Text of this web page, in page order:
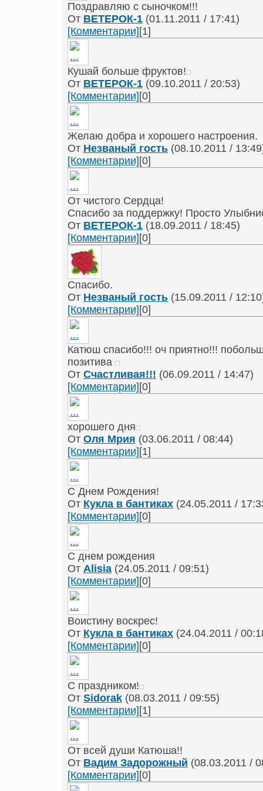
Поздравляю с сыночком!!!
От ВЕТЕРОК-1 (01.11.2011 / 17:41)
[Комментарии] [1]
Кушай больше фруктов!
От ВЕТЕРОК-1 (09.10.2011 / 20:53)
[Комментарии] [0]
Желаю добра и хорошего настроения.
От Незваный гость (08.10.2011 /
[Комментарии] [0]
От чистого Сердца!
Спасибо за поддержку! Просто
От ВЕТЕРОК-1 (18.09.2011 / 18:45)
[Комментарии] [0]
Спасибо.
От Незваный гость (15.09.2011 /
[Комментарии] [0]
Катюш спасибо!!! оч приятно!!!
позитива
От Счастливая!!! (06.09.2011 / 14:47)
[Комментарии] [0]
хорошего дня
От Оля Мрия (03.06.2011 / 08:44)
[Комментарии] [1]
С Днем Рождения!
От Кукла в бантиках (24.05.2011 /
[Комментарии] [0]
С днем рождения
От Alisia (24.05.2011 / 09:51)
[Комментарии] [0]
Воистину воскрес!
От Кукла в бантиках (24.04.2011 /
[Комментарии] [0]
С праздником!
От Sidorak (08.03.2011 / 09:55)
[Комментарии] [1]
От всей души Катюша!!
От Вадим Задорожный (08.03.2011 /
[Комментарии] [0]